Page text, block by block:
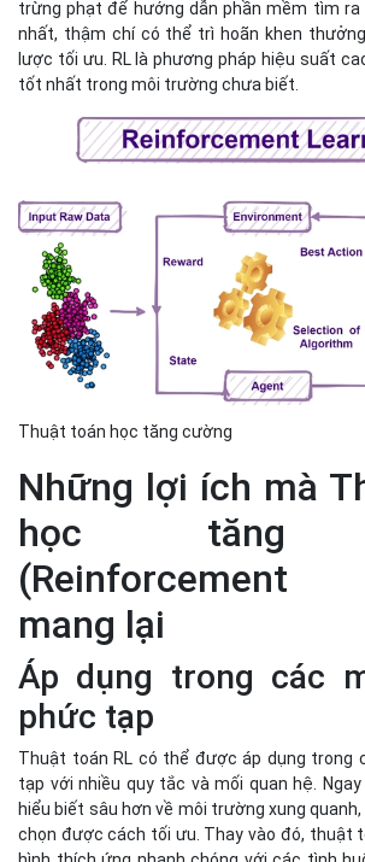
Thuật toán học tăng cường
Những lợi ích mà
học tăng
(Reinforcement
mang lại
Áp dụng trong các
phức tạp
Thuật toán RL có thể được áp dụng trong
tạp với nhiều quy tắc và mối quan hệ.
hiểu biết sâu hơn về môi trường xung quanh,
chọn được cách tối ưu. Thay vào đó, thuật
hình thích ứng nhanh chóng với các tình
đưa ra các kỹ thuật mới để cải thiện kết quả.
Cần ít sự tham gia
Các kỹ thuật học máy truyền thống yêu cầu
các cặp dữ liệu để điều khiển hệ thống.
RL, điều này là không cần thiết. Chúng tự
cung cấp các cách để kết hợp phản hồi của
hệ thống thích ứng với sở thích, chuyên
của con người.